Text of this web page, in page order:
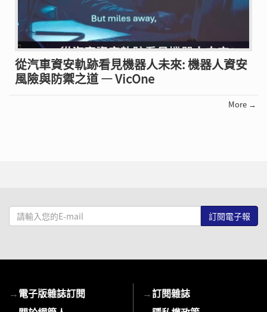
從汽車資安軌跡看見機器人未來: 機器人資安
風險與防禦之道 — VicOne
More →
請
輸
mail
→電子版雜誌訂閱
→訂閱雜誌